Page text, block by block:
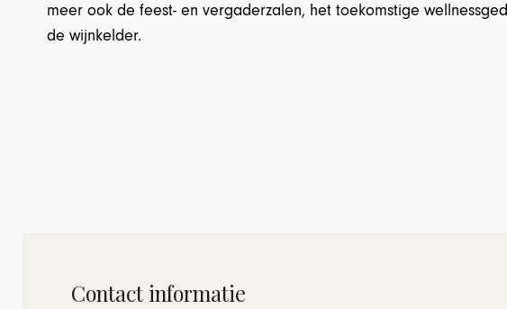
meer ook de feest- en vergaderzalen, het toekomstige
de wijnkelder.
Contact informatie